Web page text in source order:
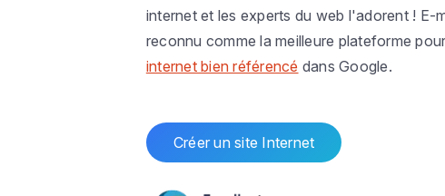
internet et les experts du web l'adorent ! E-
reconnu comme la meilleure plateforme pour
internet bien référencé dans Google.
Créer un site Internet